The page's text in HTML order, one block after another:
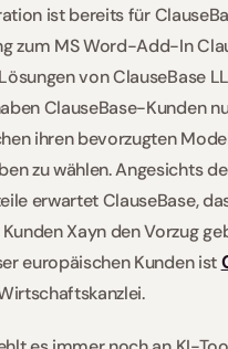
ist bereits für
zum MS Word-Add-In
von ClauseBase
ClauseBase-Kunden
ihren bevorzugten
zu wählen. Angesichts
erwartet ClauseBase,
Xayn den Vorzug
europäischen Kunden ist